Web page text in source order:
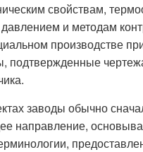
свойствам,
и методам
производстве
подтвержденные
заводы обычно
направление,